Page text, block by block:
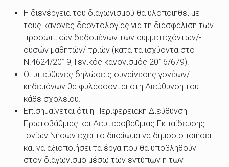
Η διενέργεια του διαγωνισμού θα υλοποιηθεί με
τους κανόνες δεοντολογίας για τη διασφάλιση των
προσωπικών δεδομένων των συμμετεχόντων/-
ουσών μαθητών/-τριών (κατά τα ισχύοντα στο
Ν.4624/2019, Γενικός κανονισμός 2016/679).
Οι υπεύθυνες δηλώσεις συναίνεσης γονέων/
κηδεμόνων θα φυλάσσονται στη Διεύθυνση του
κάθε σχολείου.
Επισημαίνεται ότι η Περιφερειακή Διεύθυνση
Πρωτοβάθμιας και Δευτεροβάθμιας Εκπαίδευσης
Ιονίων Νήσων έχει το δικαίωμα να δημοσιοποιήσει
και να αξιοποιήσει τα έργα που θα υποβληθούν
στον διαγωνισμό μέσω των εντύπων ή των